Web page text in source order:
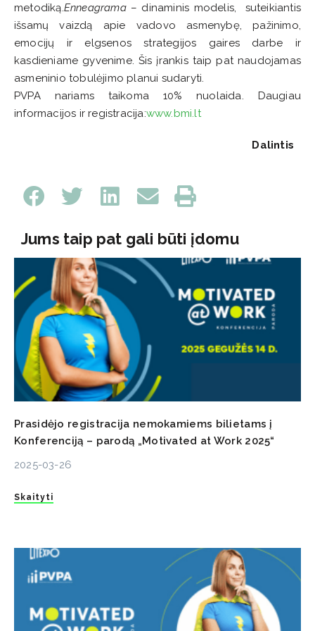
metodiką. Enneagrama – dinaminis modelis, suteikiantis
išsamų vaizdą apie vadovo asmenybę, pažinimo,
emocijų ir elgsenos strategijos gaires darbe ir
kasdieniame gyvenime. Šis įrankis taip pat naudojamas
asmeninio tobulėjimo planui sudaryti.
PVPA nariams taikoma 10% nuolaida. Daugiau
informacijos ir registracija:www.bmi.lt
Dalintis
Jums taip pat gali būti įdomu
Prasidėjo registracija nemokamiems bilietams į
Konferenciją – parodą „Motivated at Work 2025“
2025-03-26
Skaityti